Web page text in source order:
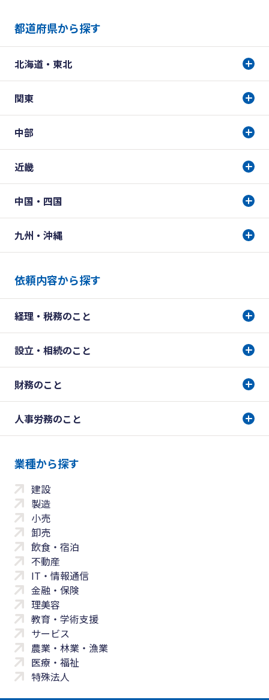
都道府県から探す
北海道・東北
関東
中部
近畿
中国・四国
九州・沖縄
依頼内容から探す
経理・税務のこと
設立・相続のこと
財務のこと
人事労務のこと
業種から探す
建設
製造
小売
卸売
飲食・宿泊
不動産
IT・情報通信
金融・保険
理美容
教育・学術支援
サービス
農業・林業・漁業
医療・福祉
特殊法人